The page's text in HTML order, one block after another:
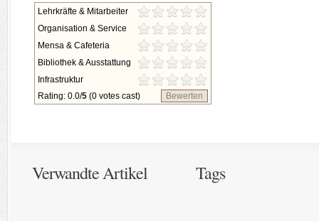
Lehrkräfte & Mitarbeiter
Organisation & Service
Mensa & Cafeteria
Bibliothek & Ausstattung
Infrastruktur
Rating: 0.0/5 (0 votes cast) Bewerten
Verwandte Artikel Tags